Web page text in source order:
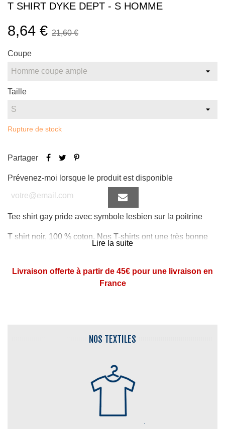
T SHIRT DYKE DEPT - S HOMME
8,64 € 21,60 €
Coupe
Taille
Rupture de stock
Partager
Prévenez-moi lorsque le produit est disponible
Tee shirt gay pride avec symbole lesbien sur la poitrine
T shirt noir, 100 % coton. Nos T-shirts ont une très bonne
Lire la suite
Livraison offerte à partir de 45€ pour une livraison en
France
NOS TEXTILES